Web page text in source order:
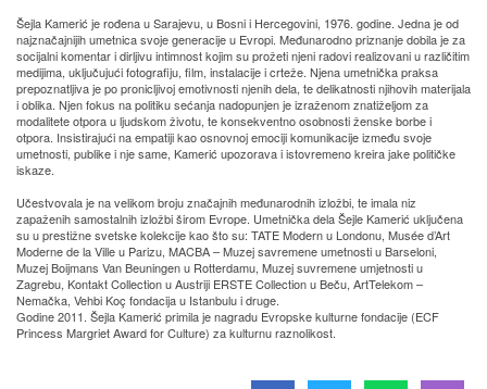
Šejla Kamerić je rođena u Sarajevu, u Bosni i Hercegovini, 1976. godine. Jedna je od
najznačajnijih umetnica svoje generacije u Evropi. Međunarodno priznanje dobila je za
socijalni komentar i dirljivu intimnost kojim su prožeti njeni radovi realizovani u različitim
medijima, uključujući fotografiju, film, instalacije i crteže. Njena umetnička praksa
prepoznatljiva je po pronicljivoj emotivnosti njenih dela, te delikatnosti njihovih materijala
i oblika. Njen fokus na politiku sećanja nadopunjen je izraženom znatiželjom za
modalitete otpora u ljudskom životu, te konsekventno osobnosti ženske borbe i
otpora. Insistirajući na empatiji kao osnovnoj emociji komunikacije između svoje
umetnosti, publike i nje same, Kamerić upozorava i istovremeno kreira jake političke
iskaze.
Učestvovala je na velikom broju značajnih međunarodnih izložbi, te imala niz
zapaženih samostalnih izložbi širom Evrope. Umetnička dela Šejle Kamerić uključena
su u prestižne svetske kolekcije kao što su: TATE Modern u Londonu, Musée d’Art
Moderne de la Ville u Parizu, MACBA – Muzej savremene umetnosti u Barseloni,
Muzej Boijmans Van Beuningen u Rotterdamu, Muzej suvremene umjetnosti u
Zagrebu, Kontakt Collection u Austriji ERSTE Collection u Beču, ArtTelekom –
Nemačka, Vehbi Koç fondacija u Istanbulu i druge.
Godine 2011. Šejla Kamerić primila je nagradu Evropske kulturne fondacije (ECF
Princess Margriet Award for Culture) za kulturnu raznolikost.